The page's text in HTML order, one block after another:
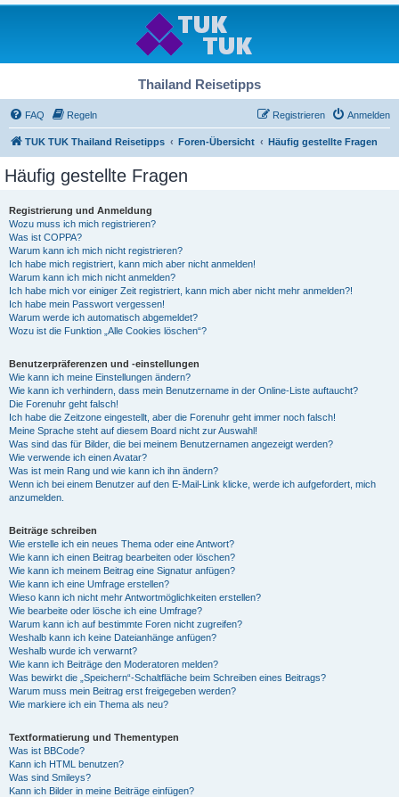
Thailand Reisetipps
FAQ Regeln Anmelden
Registrieren
TUK TUK Thailand Reisetipps Foren-Übersicht Häufig gestellte Fragen
Häufig gestellte Fragen
Registrierung und Anmeldung
Wozu muss ich mich registrieren?
Was ist COPPA?
Warum kann ich mich nicht registrieren?
Ich habe mich registriert, kann mich aber nicht anmelden!
Warum kann ich mich nicht anmelden?
Ich habe mich vor einiger Zeit registriert, kann mich aber nicht mehr anmelden?!
Ich habe mein Passwort vergessen!
Warum werde ich automatisch abgemeldet?
Wozu ist die Funktion „Alle Cookies löschen“?
Benutzerpräferenzen und -einstellungen
Wie kann ich meine Einstellungen ändern?
Wie kann ich verhindern, dass mein Benutzername in der Online-Liste auftaucht?
Die Forenuhr geht falsch!
Ich habe die Zeitzone eingestellt, aber die Forenuhr geht immer noch falsch!
Meine Sprache steht auf diesem Board nicht zur Auswahl!
Was sind das für Bilder, die bei meinem Benutzernamen angezeigt werden?
Wie verwende ich einen Avatar?
Was ist mein Rang und wie kann ich ihn ändern?
Wenn ich bei einem Benutzer auf den E-Mail-Link klicke, werde ich aufgefordert, mich
anzumelden.
Beiträge schreiben
Wie erstelle ich ein neues Thema oder eine Antwort?
Wie kann ich einen Beitrag bearbeiten oder löschen?
Wie kann ich meinem Beitrag eine Signatur anfügen?
Wie kann ich eine Umfrage erstellen?
Wieso kann ich nicht mehr Antwortmöglichkeiten erstellen?
Wie bearbeite oder lösche ich eine Umfrage?
Warum kann ich auf bestimmte Foren nicht zugreifen?
Weshalb kann ich keine Dateianhänge anfügen?
Weshalb wurde ich verwarnt?
Wie kann ich Beiträge den Moderatoren melden?
Was bewirkt die „Speichern“-Schaltfläche beim Schreiben eines Beitrags?
Warum muss mein Beitrag erst freigegeben werden?
Wie markiere ich ein Thema als neu?
Textformatierung und Thementypen
Was ist BBCode?
Kann ich HTML benutzen?
Was sind Smileys?
Kann ich Bilder in meine Beiträge einfügen?